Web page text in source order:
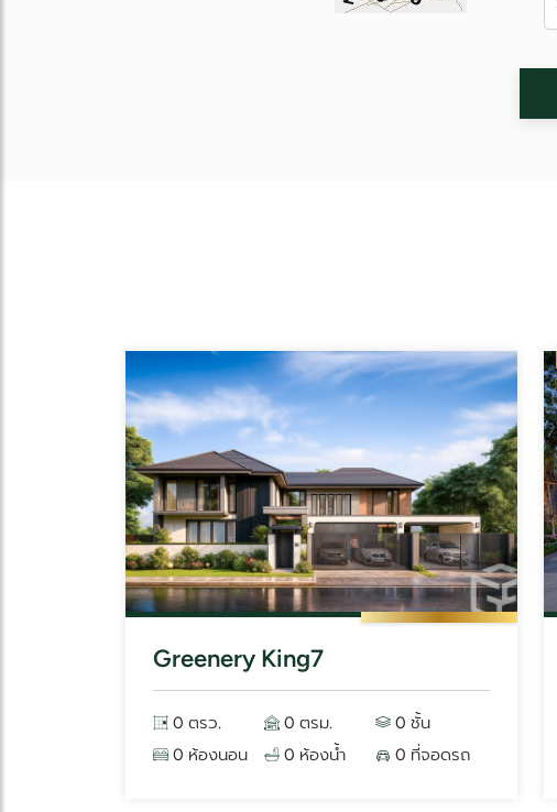
Greenery King7
0 ตรว. 0 ตรม.
0 ชั้น
0 ห้องนอน
0 ห้องน้ำ 0 ที่จอดรถ